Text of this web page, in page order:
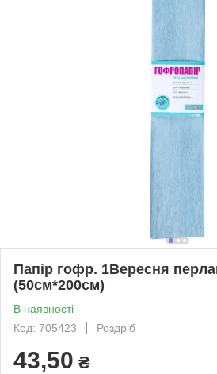
Папір гофр. 1Вересня
(50см*200см)
В наявності
Код: 705423
Роздріб
43,50 ₴